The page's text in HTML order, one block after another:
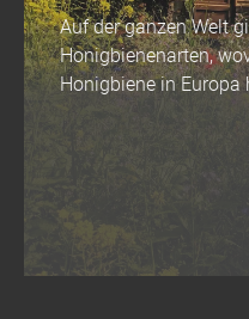
Auf der ganzen Welt
Honigbienenarten,
Honigbiene in Europa